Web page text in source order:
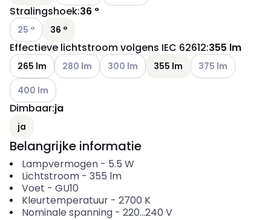
Stralingshoek:36 °
Andere varianten (Huidige combinatie niet mogelijk)
25 ° 36 °
Effectieve lichtstroom volgens IEC 62612:355 lm
265 lm Andere varianten (Huidige combinatie niet
280 lm Andere varianten (Huidige combinatie
300 lm 355 lm Andere varianten
375 lm
Andere varianten (Huidige combinatie niet mogelijk)
400 lm
Dimbaar:ja
ja
Belangrijke informatie
Lampvermogen- 5.5 W
Lichtstroom- 355 lm
Voet - GU10
Kleurtemperatuur- 2700 K
Nominale spanning- 220...240 V